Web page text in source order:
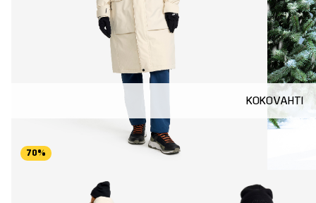
70%
KOKOVAHTI